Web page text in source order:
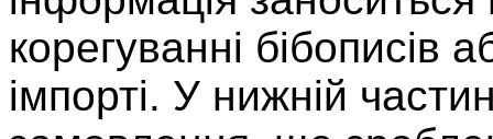
корегуванні бібописів
імпорті. У нижній